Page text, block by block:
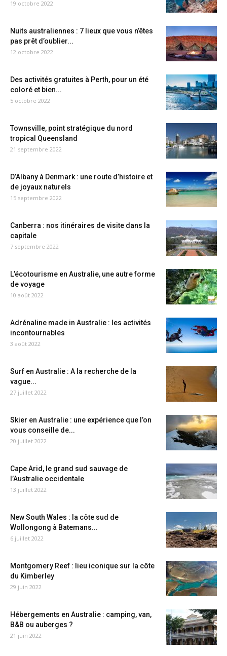
19 octobre 2022
Nuits australiennes : 7 lieux que vous n’êtes
pas prêt d’oublier...
12 octobre 2022
Des activités gratuites à Perth, pour un été
coloré et bien...
5 octobre 2022
Townsville, point stratégique du nord
tropical Queensland
21 septembre 2022
D’Albany à Denmark : une route d’histoire et
de joyaux naturels
15 septembre 2022
Canberra : nos itinéraires de visite dans la
capitale
7 septembre 2022
L’écotourisme en Australie, une autre forme
de voyage
10 août 2022
Adrénaline made in Australie : les activités
incontournables
3 août 2022
Surf en Australie : A la recherche de la
vague...
27 juillet 2022
Skier en Australie : une expérience que l’on
vous conseille de...
20 juillet 2022
Cape Arid, le grand sud sauvage de
l’Australie occidentale
13 juillet 2022
New South Wales : la côte sud de
Wollongong à Batemans...
6 juillet 2022
Montgomery Reef : lieu iconique sur la côte
du Kimberley
29 juin 2022
Hébergements en Australie : camping, van,
B&B ou auberges ?
21 juin 2022